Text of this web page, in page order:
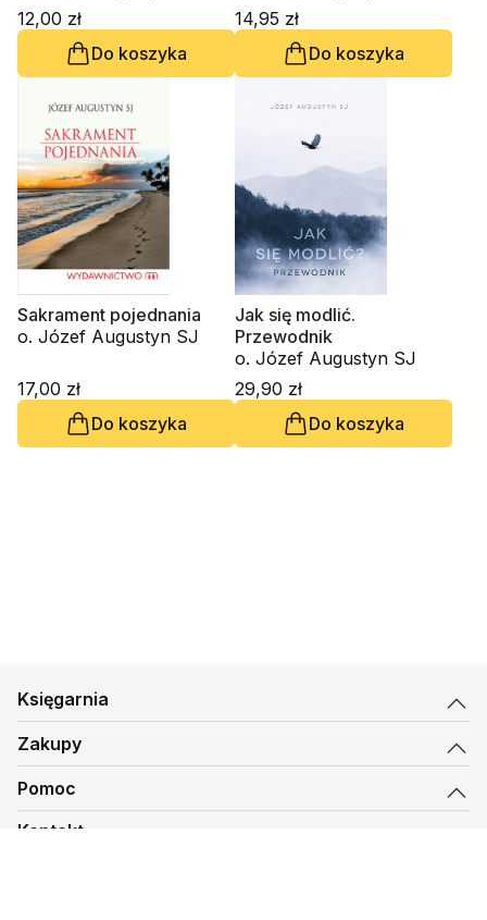
12,00 zł
Do koszyka
14,95 zł
Do koszyka
Sakrament pojednania
o. Józef Augustyn SJ
17,00 zł
Do koszyka
Jak się modlić.
Przewodnik
o. Józef Augustyn SJ
29,90 zł
Do koszyka
Księgarnia
Zakupy
Pomoc
Kontakt